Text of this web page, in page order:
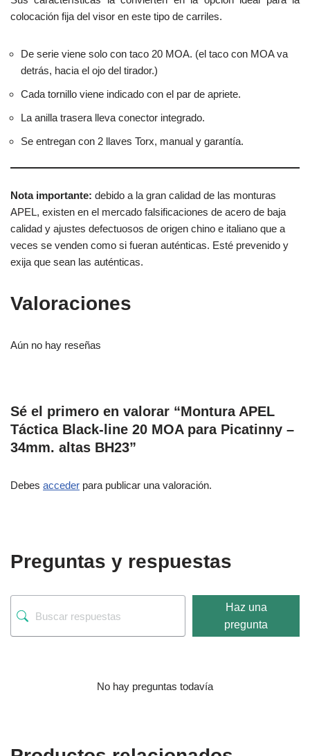
colocación fija del visor en este tipo de carriles.
De serie viene solo con taco 20 MOA. (el taco con MOA va
detrás, hacia el ojo del tirador.)
Cada tornillo viene indicado con el par de apriete.
La anilla trasera lleva conector integrado.
Se entregan con 2 llaves Torx, manual y garantía.
Nota importante: debido a la gran calidad de las monturas
APEL, existen en el mercado falsificaciones de acero de baja
calidad y ajustes defectuosos de origen chino e italiano que a
veces se venden como si fueran auténticas. Esté prevenido y
exija que sean las auténticas.
Valoraciones
Aún no hay reseñas
Sé el primero en valorar “Montura APEL
Táctica Black-line 20 MOA para Picatinny –
34mm. altas BH23”
Debes acceder para publicar una valoración.
Preguntas y respuestas
Haz una
pregunta
No hay preguntas todavía